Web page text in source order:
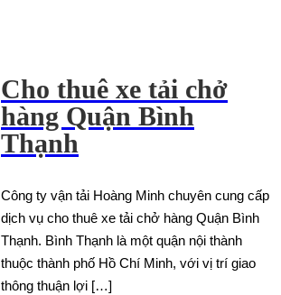
Cho thuê xe tải chở
hàng Quận Bình
Thạnh
Công ty vận tải Hoàng Minh chuyên cung cấp
dịch vụ cho thuê xe tải chở hàng Quận Bình
Thạnh. Bình Thạnh là một quận nội thành
thuộc thành phố Hồ Chí Minh, với vị trí giao
thông thuận lợi […]